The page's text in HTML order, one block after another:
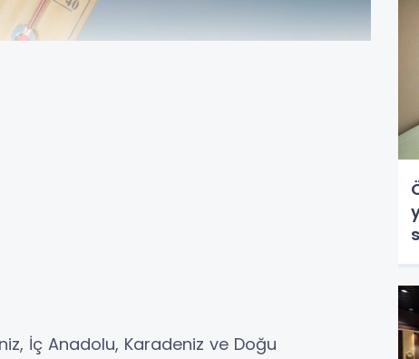
İç Anadolu, Karadeniz ve Doğu